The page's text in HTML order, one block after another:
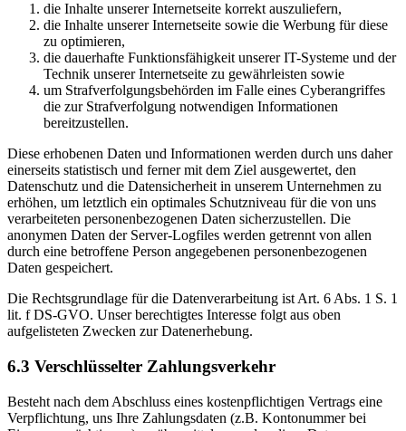
die Inhalte unserer Internetseite korrekt auszuliefern,
die Inhalte unserer Internetseite sowie die Werbung für diese
zu optimieren,
die dauerhafte Funktionsfähigkeit unserer IT-Systeme und der
Technik unserer Internetseite zu gewährleisten sowie
um Strafverfolgungsbehörden im Falle eines Cyberangriffes
die zur Strafverfolgung notwendigen Informationen
bereitzustellen.
Diese erhobenen Daten und Informationen werden durch uns daher
einerseits statistisch und ferner mit dem Ziel ausgewertet, den
Datenschutz und die Datensicherheit in unserem Unternehmen zu
erhöhen, um letztlich ein optimales Schutzniveau für die von uns
verarbeiteten personenbezogenen Daten sicherzustellen. Die
anonymen Daten der Server-Logfiles werden getrennt von allen
durch eine betroffene Person angegebenen personenbezogenen
Daten gespeichert.
Die Rechtsgrundlage für die Datenverarbeitung ist Art. 6 Abs. 1 S. 1
lit. f DS-GVO. Unser berechtigtes Interesse folgt aus oben
aufgelisteten Zwecken zur Datenerhebung.
6.3 Verschlüsselter Zahlungsverkehr
Besteht nach dem Abschluss eines kostenpflichtigen Vertrags eine
Verpflichtung, uns Ihre Zahlungsdaten (z.B. Kontonummer bei